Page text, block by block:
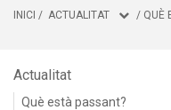
INICI / ACTUALITAT / QUÈ
Actualitat
Què està passant?